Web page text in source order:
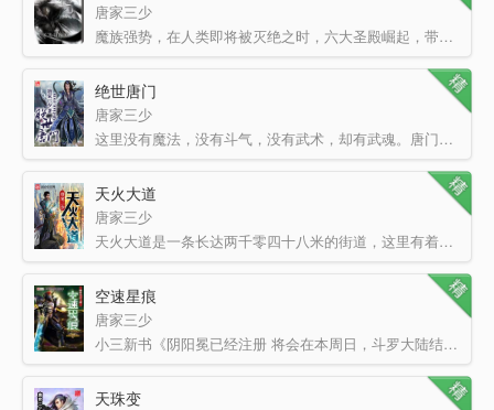
唐家三少
魔族强势，在人类即将被灭绝之时，六大圣殿崛起，带领着人类守住最后的领土。一名少年，为救母加入骑士圣殿…
绝世唐门
唐家三少
这里没有魔法，没有斗气，没有武术，却有武魂。唐门创立万年之后的斗罗大陆上，唐门式微。一代天骄横空出世…
天火大道
唐家三少
天火大道是一条长达两千零四十八米的街道，这里有着一百六十八间店铺，每一位店铺的主人，都是一位强大的异…
空速星痕
唐家三少
小三新书《阴阳冕已经注册 将会在本周日，斗罗大陆结束的同时开始上传更新，麻烦大家先收藏、推荐一下，谢…
天珠变